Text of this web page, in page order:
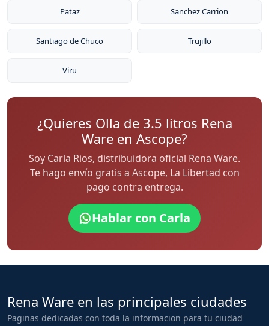
Pataz Sanchez Carrion
Santiago de Chuco Trujillo
Viru
¿Quieres Olla de 3.5 litros Rena
Ware en Ascope?
Soy Carla Rios, distribuidora oficial Rena Ware.
Te hago envío gratis a Ascope, La Libertad con
pago contra entrega.
Hablar con Carla
Rena Ware en las principales ciudades
Paginas dedicadas con toda la informacion para tu ciudad